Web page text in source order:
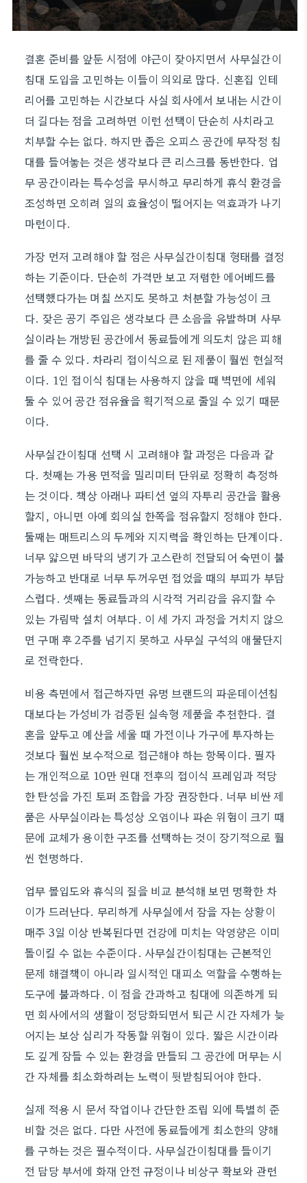
결혼 준비를 앞둔 시점에 야근이 잦아지면서 사무실간이
침대 도입을 고민하는 이들이 의외로 많다. 신혼집 인테
리어를 고민하는 시간보다 사실 회사에서 보내는 시간이
더 길다는 점을 고려하면 이런 선택이 단순히 사치라고
치부할 수는 없다. 하지만 좁은 오피스 공간에 무작정 침
대를 들여놓는 것은 생각보다 큰 리스크를 동반한다. 업
무 공간이라는 특수성을 무시하고 무리하게 휴식 환경을
조성하면 오히려 일의 효율성이 떨어지는 역효과가 나기
마련이다.
가장 먼저 고려해야 할 점은 사무실간이침대 형태를 결정
하는 기준이다. 단순히 가격만 보고 저렴한 에어베드를
선택했다가는 며칠 쓰지도 못하고 처분할 가능성이 크
다. 잦은 공기 주입은 생각보다 큰 소음을 유발하며 사무
실이라는 개방된 공간에서 동료들에게 의도치 않은 피해
를 줄 수 있다. 차라리 접이식으로 된 제품이 훨씬 현실적
이다. 1인 접이식 침대는 사용하지 않을 때 벽면에 세워
둘 수 있어 공간 점유율을 획기적으로 줄일 수 있기 때문
이다.
사무실간이침대 선택 시 고려해야 할 과정은 다음과 같
다. 첫째는 가용 면적을 밀리미터 단위로 정확히 측정하
는 것이다. 책상 아래나 파티션 옆의 자투리 공간을 활용
할지, 아니면 아예 회의실 한쪽을 점유할지 정해야 한다.
둘째는 매트리스의 두께와 지지력을 확인하는 단계이다.
너무 얇으면 바닥의 냉기가 고스란히 전달되어 숙면이 불
가능하고 반대로 너무 두꺼우면 접었을 때의 부피가 부담
스럽다. 셋째는 동료들과의 시각적 거리감을 유지할 수
있는 가림막 설치 여부다. 이 세 가지 과정을 거치지 않으
면 구매 후 2주를 넘기지 못하고 사무실 구석의 애물단지
로 전락한다.
비용 측면에서 접근하자면 유명 브랜드의 파운데이션침
대보다는 가성비가 검증된 실속형 제품을 추천한다. 결
혼을 앞두고 예산을 세울 때 가전이나 가구에 투자하는
것보다 훨씬 보수적으로 접근해야 하는 항목이다. 필자
는 개인적으로 10만 원대 전후의 접이식 프레임과 적당
한 탄성을 가진 토퍼 조합을 가장 권장한다. 너무 비싼 제
품은 사무실이라는 특성상 오염이나 파손 위험이 크기 때
문에 교체가 용이한 구조를 선택하는 것이 장기적으로 훨
씬 현명하다.
업무 몰입도와 휴식의 질을 비교 분석해 보면 명확한 차
이가 드러난다. 무리하게 사무실에서 잠을 자는 상황이
매주 3일 이상 반복된다면 건강에 미치는 악영향은 이미
돌이킬 수 없는 수준이다. 사무실간이침대는 근본적인
문제 해결책이 아니라 일시적인 대피소 역할을 수행하는
도구에 불과하다. 이 점을 간과하고 침대에 의존하게 되
면 회사에서의 생활이 정당화되면서 퇴근 시간 자체가 늦
어지는 보상 심리가 작동할 위험이 있다. 짧은 시간이라
도 깊게 잠들 수 있는 환경을 만들되 그 공간에 머무는 시
간 자체를 최소화하려는 노력이 뒷받침되어야 한다.
실제 적용 시 문서 작업이나 간단한 조립 외에 특별히 준
비할 것은 없다. 다만 사전에 동료들에게 최소한의 양해
를 구하는 것은 필수적이다. 사무실간이침대를 들이기
전 담당 부서에 화재 안전 규정이나 비상구 확보와 관련